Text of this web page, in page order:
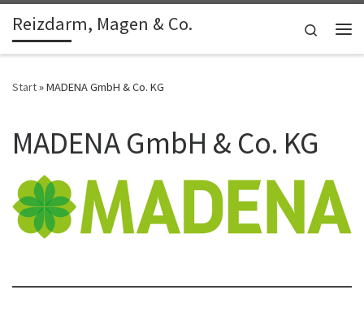
Zum Inhalt springen
Reizdarm, Magen & Co.
Search
Start»MADENA GmbH & Co. KG
MADENA GmbH & Co. KG